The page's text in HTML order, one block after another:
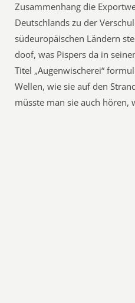
Zusammenhang die
Deutschlands zu der
südeuropäischen Ländern
doof, was Pispers da in
Titel „Augenwischerei“
Wellen, wie sie auf den
müsste man sie auch hören,